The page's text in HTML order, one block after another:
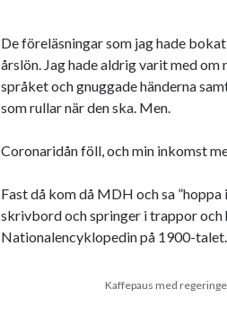
De föreläsningar som jag hade
årslön. Jag hade aldrig varit med
språket och gnuggade händerna
som rullar när den ska. Men.
Coronaridån föll, och min inkomst
Fast då kom då MDH och sa
skrivbord och springer i trappor och
Nationalencyklopedin på 1900-talet.
Kaffepaus med